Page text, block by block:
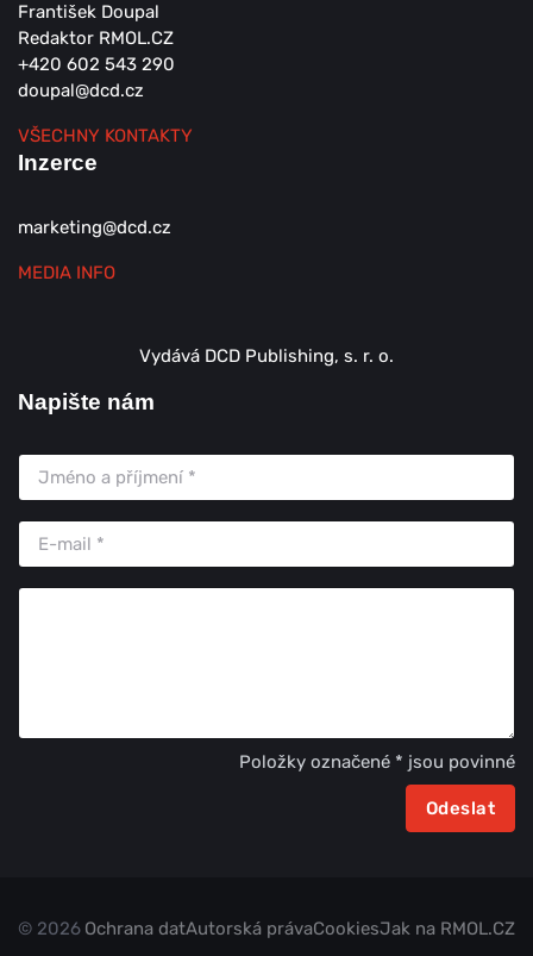
František Doupal
Redaktor RMOL.CZ
+420 602 543 290
doupal@dcd.cz
VŠECHNY KONTAKTY
Inzerce
marketing@dcd.cz
MEDIA INFO
Vydává DCD Publishing, s. r. o.
Napište nám
Položky označené * jsou povinné
© 2026 Ochrana datAutorská právaCookiesJak na RMOL.CZ